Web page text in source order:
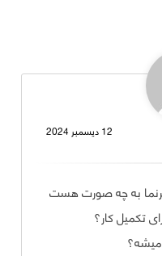
12 ديسمبر 2024
به چه صورت هست
تکمیل کار؟